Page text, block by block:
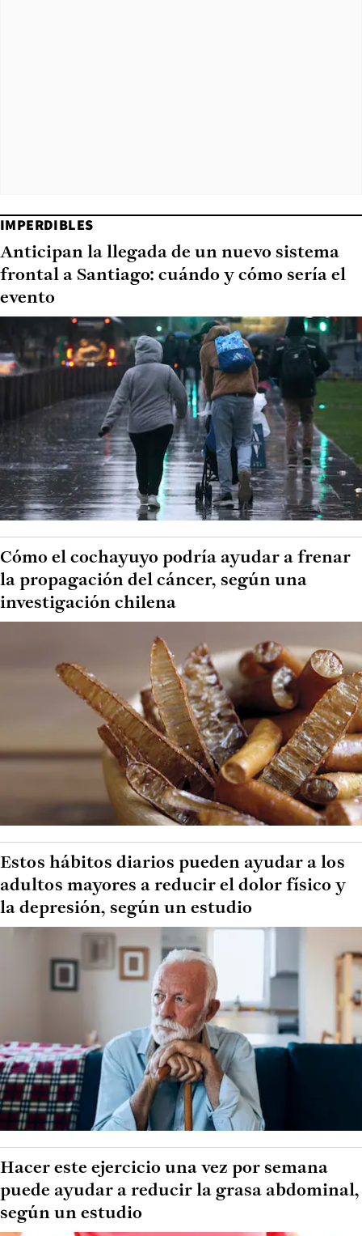
IMPERDIBLES
Anticipan la llegada de un nuevo sistema
frontal a Santiago: cuándo y cómo sería el
evento
Cómo el cochayuyo podría ayudar a frenar
la propagación del cáncer, según una
investigación chilena
Estos hábitos diarios pueden ayudar a los
adultos mayores a reducir el dolor físico y
la depresión, según un estudio
Hacer este ejercicio una vez por semana
puede ayudar a reducir la grasa abdominal,
según un estudio